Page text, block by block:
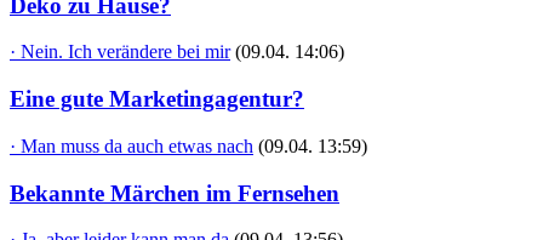
Deko zu Hause?
· Nein. Ich verändere bei mir (09.04. 14:06)
Eine gute Marketingagentur?
· Man muss da auch etwas nach (09.04. 13:59)
Bekannte Märchen im Fernsehen